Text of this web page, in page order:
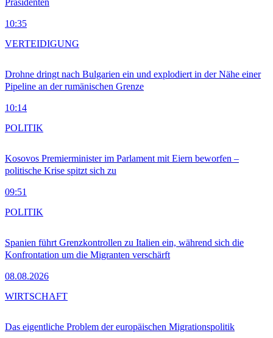
Präsidenten
10:35
Drohne dringt nach Bulgarien ein und explodiert in der Nähe einer
Pipeline an der rumänischen Grenze
10:14
VERTEIDIGUNG
Kosovos Premierminister im Parlament mit Eiern beworfen –
politische Krise spitzt sich zu
09:51
POLITIK
Spanien führt Grenzkontrollen zu Italien ein, während sich die
Konfrontation um die Migranten verschärft
08.08.2026
POLITIK
Das eigentliche Problem der europäischen Migrationspolitik
WIRTSCHAFT